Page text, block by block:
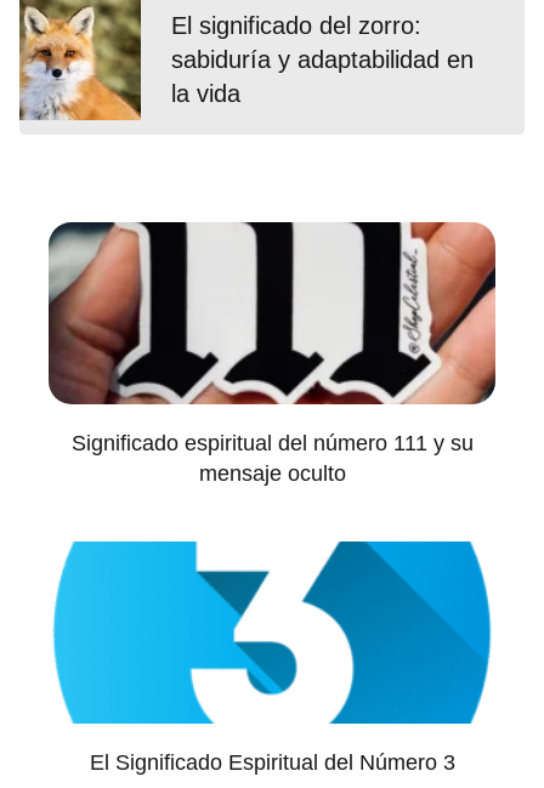
El significado del zorro:
sabiduría y adaptabilidad en
la vida
Significado espiritual del número 111 y su
mensaje oculto
El Significado Espiritual del Número 3